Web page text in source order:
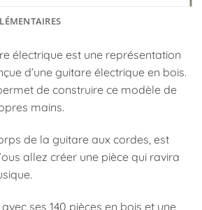
électrique est une représentation
d’une guitare électrique en bois.
de construire ce modèle de
mains.
de la guitare aux cordes, est
allez créer une pièce qui ravira
ses 140 pièces en bois et une